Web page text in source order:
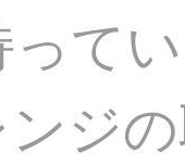
て
ジの